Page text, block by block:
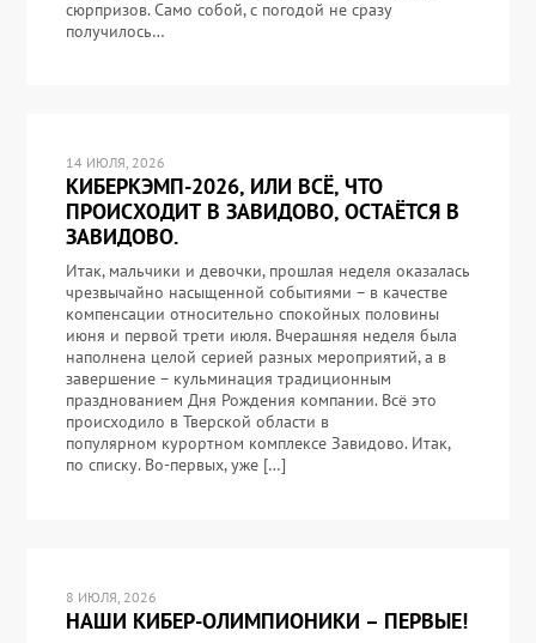
сюрпризов. Само собой, с погодой не сразу
получилось…
14 ИЮЛЯ, 2026
КИБЕРКЭМП-2026, ИЛИ ВСЁ, ЧТО
ПРОИСХОДИТ В ЗАВИДОВО, ОСТАЁТСЯ В
ЗАВИДОВО.
Итак, мальчики и девочки, прошлая неделя оказалась
чрезвычайно насыщенной событиями – в качестве
компенсации относительно спокойных половины
июня и первой трети июля. Вчерашняя неделя была
наполнена целой серией разных мероприятий, а в
завершение – кульминация традиционным
празднованием Дня Рождения компании. Всё это
происходило в Тверской области в
популярном курортном комплексе Завидово. Итак,
по списку. Во-первых, уже […]
8 ИЮЛЯ, 2026
НАШИ КИБЕР-ОЛИМПИОНИКИ – ПЕРВЫЕ!